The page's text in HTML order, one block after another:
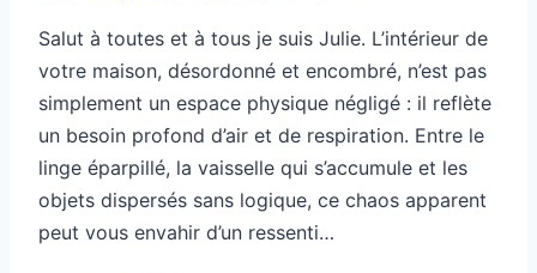
Salut à toutes et à tous je suis Julie. L’intérieur de
votre maison, désordonné et encombré, n’est pas
simplement un espace physique négligé : il reflète
un besoin profond d’air et de respiration. Entre le
linge éparpillé, la vaisselle qui s’accumule et les
objets dispersés sans logique, ce chaos apparent
peut vous envahir d’un ressenti…